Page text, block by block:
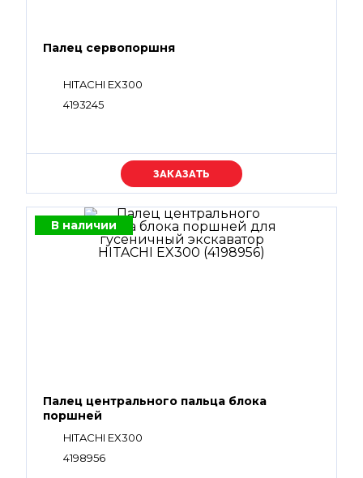
Палец сервопоршня
HITACHI EX300
4193245
Уточняйте цену
В наличии
Палец центрального пальца блока
поршней
HITACHI EX300
4198956